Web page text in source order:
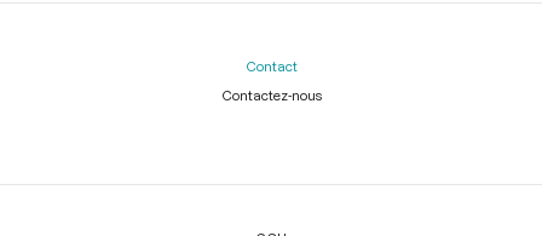
Contact
Contactez-nous
Légal